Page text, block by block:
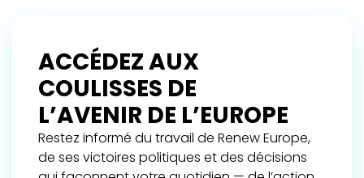
ACCÉDEZ AUX
COULISSES DE
L’AVENIR DE L’EUROPE
Restez informé du travail de Renew Europe,
de ses victoires politiques et des décisions